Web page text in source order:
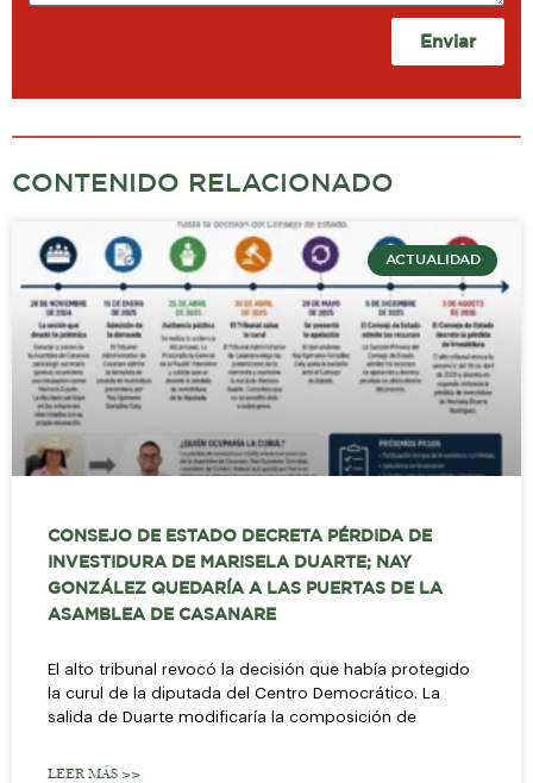
Enviar
CONTENIDO RELACIONADO
ACTUALIDAD
CONSEJO DE ESTADO DECRETA PÉRDIDA DE
INVESTIDURA DE MARISELA DUARTE; NAY
GONZÁLEZ QUEDARÍA A LAS PUERTAS DE LA
ASAMBLEA DE CASANARE
El alto tribunal revocó la decisión que había protegido
la curul de la diputada del Centro Democrático. La
salida de Duarte modificaría la composición de
LEER MÁS >>